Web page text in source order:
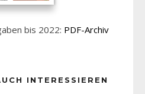
bis 2022: PDF-Archiv
INTERESSIEREN